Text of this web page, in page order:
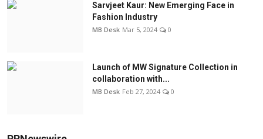
Sarvjeet Kaur: New Emerging Face in
Fashion Industry
MB Desk Mar 5, 2024 0
Launch of MW Signature Collection in
collaboration with...
MB Desk Feb 27, 2024 0